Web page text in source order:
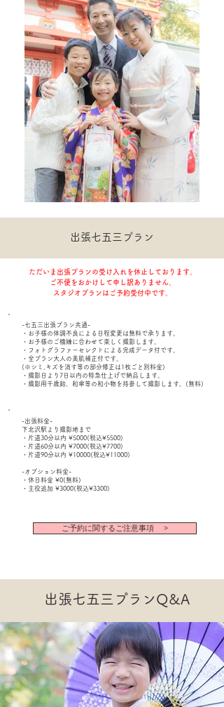
​出張七五三プラン
ただいま出張プランの受け入れを休止しております。
​ご不便をおかけして申し訳ありません。
スタジオプランはご予約受付中です。
-七五三出張プラン共通-
・お子様の体調不良による日程変更は無料で承ります。
・お子様のご機嫌に合わせて楽しく撮影します。
・フォトグラファーセレクトによる完成データ付です。
・全プラン大人の美肌補正付です。
(※シミ,キズを消す等の部分修正は1枚ごと別料金)
・撮影日より7日以内の特急仕上げで納品します。
​・撮影用千歳飴、和傘等の和小物を持参して撮影します。(無料)
-出張料金-
下北沢駅より撮影地まで
・片道30分以内 ¥5000(税込¥5500)
・片道60分以内 ¥7000(税込¥7700)
・片道90分以内 ¥10000(税込¥11000)
-オプション料金-
・休日料金 ¥0(無料)
・主役追加 ¥3000(税込¥3300)
ご予約に関するご注意事項 >
​出張七五三プランQ&A